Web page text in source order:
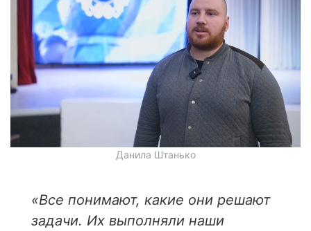
Данила Штанько
«Все понимают, какие они решают
задачи. Их выполняли наши